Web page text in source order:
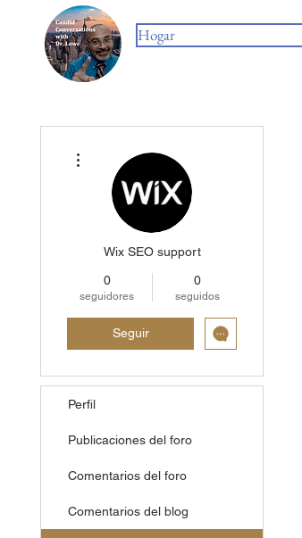
Hogar
Wix SEO support
0
seguidores
0
seguidos
Seguir
Perfil
Publicaciones del foro
Comentarios del foro
Comentarios del blog